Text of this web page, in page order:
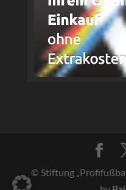
© Stiftung